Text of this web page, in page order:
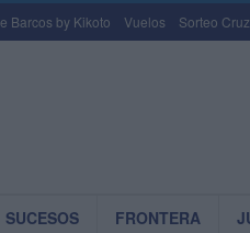
Barcos by Kikoto Vuelos Sorteo
SUCESOS FRONTERA